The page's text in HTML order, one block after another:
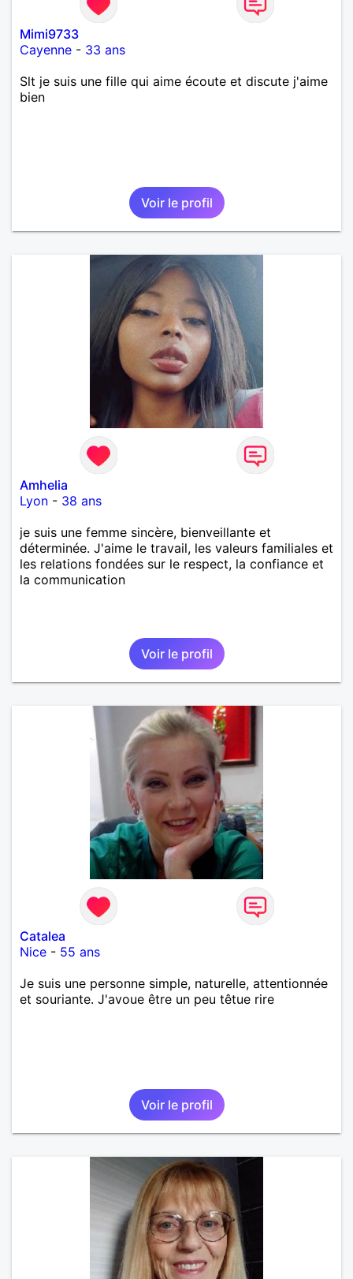
Mimi9733
Cayenne - 33 ans
Slt je suis une fille qui aime écoute et discute j'aime
bien
Voir le profil
Amhelia
Lyon - 38 ans
je suis une femme sincère, bienveillante et
déterminée. J'aime le travail, les valeurs familiales et
les relations fondées sur le respect, la confiance et
la communication
Voir le profil
Catalea
Nice - 55 ans
Je suis une personne simple, naturelle, attentionnée
et souriante. J'avoue être un peu têtue rire
Voir le profil